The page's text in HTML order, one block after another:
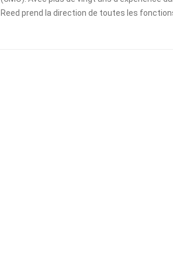
Reed prend la direction de toutes les